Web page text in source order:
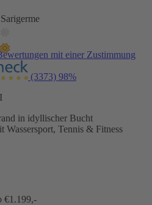
mit einer Zustimmung
(3373) 98%
in idyllischer Bucht
Wassersport, Tennis & Fitness
€1.199,-